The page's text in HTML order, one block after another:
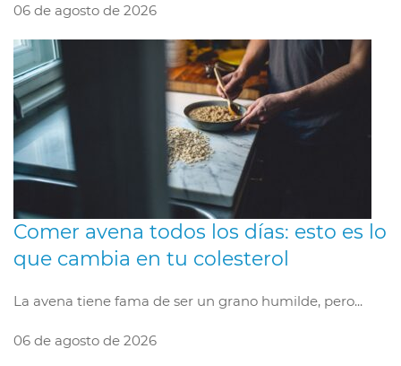
06 de agosto de 2026
Comer avena todos los días: esto es lo
que cambia en tu colesterol
La avena tiene fama de ser un grano humilde, pero...
06 de agosto de 2026